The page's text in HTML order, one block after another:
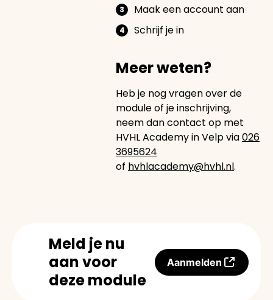
Maak een account aan
Schrijf je in
Meer weten?
Heb je nog vragen over de
module of je inschrijving,
neem dan contact op met
HVHL Academy in Velp via026
3695624
of hvhlacademy@hvhl.nl.
Meld je nu
aan voor
deze module
Aanmelden